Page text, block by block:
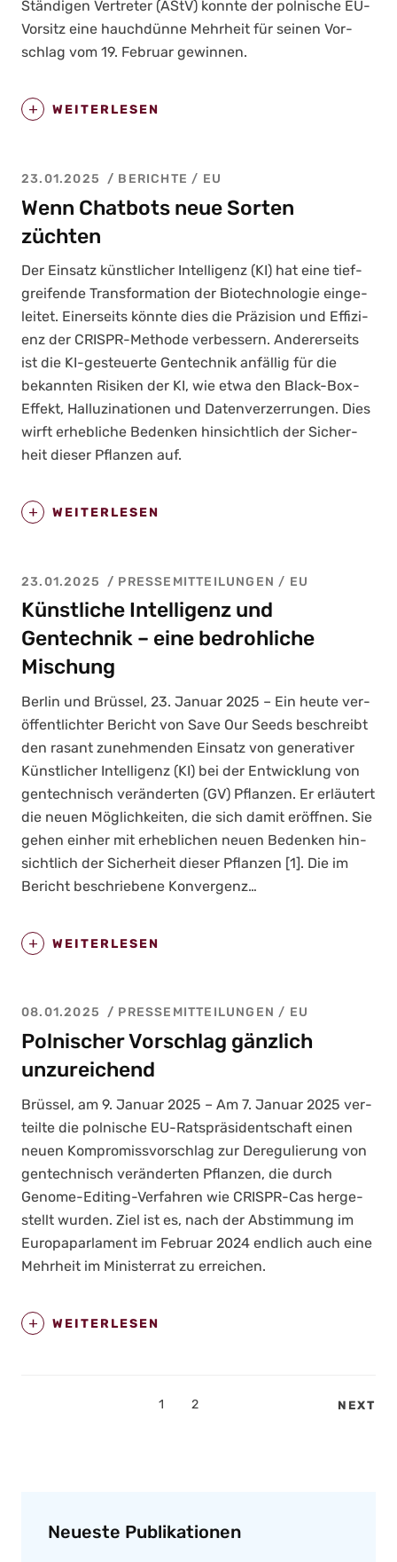
Stän­di­gen Ver­tre­ter (AStV) konn­te der pol­ni­sche EU-
Vor­sitz eine hauch­dün­ne Mehr­heit für sei­nen Vor­
schlag vom 19. Febru­ar gewin­nen.
WEITERLESEN
23.01.2025 BERICHTE / EU
Wenn Chatbots neue Sorten
züchten
Der Ein­satz künst­li­cher Intel­li­genz (KI) hat eine tief­
grei­fen­de Trans­for­ma­ti­on der Bio­tech­no­lo­gie ein­ge­
lei­tet. Einer­seits könn­te dies die Prä­zi­si­on und Effi­zi­
enz der CRIS­PR-Metho­de ver­bes­sern. Ande­rer­seits
ist die KI-gesteu­er­te Gen­tech­nik anfäl­lig für die
bekann­ten Risi­ken der KI, wie etwa den Black-Box-
Effekt, Hal­lu­zi­na­tio­nen und Daten­ver­zer­run­gen. Dies
wirft erheb­li­che Beden­ken hin­sicht­lich der Sicher­
heit die­ser Pflan­zen auf.
WEITERLESEN
23.01.2025 PRESSEMITTEILUNGEN / EU
Künstliche Intelligenz und
Gentechnik – eine bedrohliche
Mischung
Ber­lin und Brüs­sel, 23. Janu­ar 2025 – Ein heu­te ver­
öf­fent­lich­ter Bericht von Save Our Seeds beschreibt
den rasant zuneh­men­den Ein­satz von gene­ra­ti­ver
Künst­li­cher Intel­li­genz (KI) bei der Ent­wick­lung von
gen­tech­nisch ver­än­der­ten (GV) Pflan­zen. Er erläu­tert
die neu­en Mög­lich­kei­ten, die sich damit eröff­nen. Sie
gehen ein­her mit erheb­li­chen neu­en Beden­ken hin­
sicht­lich der Sicher­heit die­ser Pflan­zen [1]. Die im
Bericht beschrie­be­ne Kon­ver­genz…
WEITERLESEN
08.01.2025 PRESSEMITTEILUNGEN / EU
Polnischer Vorschlag gänzlich
unzureichend
Brüs­sel, am 9. Janu­ar 2025 – Am 7. Janu­ar 2025 ver­
teil­te die pol­ni­sche EU-Rats­prä­si­dent­schaft einen
neu­en Kom­pro­miss­vor­schlag zur Dere­gu­lie­rung von
gen­tech­nisch ver­än­der­ten Pflan­zen, die durch
Geno­me-Editing-Ver­fah­ren wie CRIS­PR-Cas her­ge­
stellt wur­den. Ziel ist es, nach der Abstim­mung im
Euro­pa­par­la­ment im Febru­ar 2024 end­lich auch eine
Mehr­heit im Minis­ter­rat zu errei­chen.
WEITERLESEN
PAGE
1 PAGE
2 NEXT
Neueste Publikationen